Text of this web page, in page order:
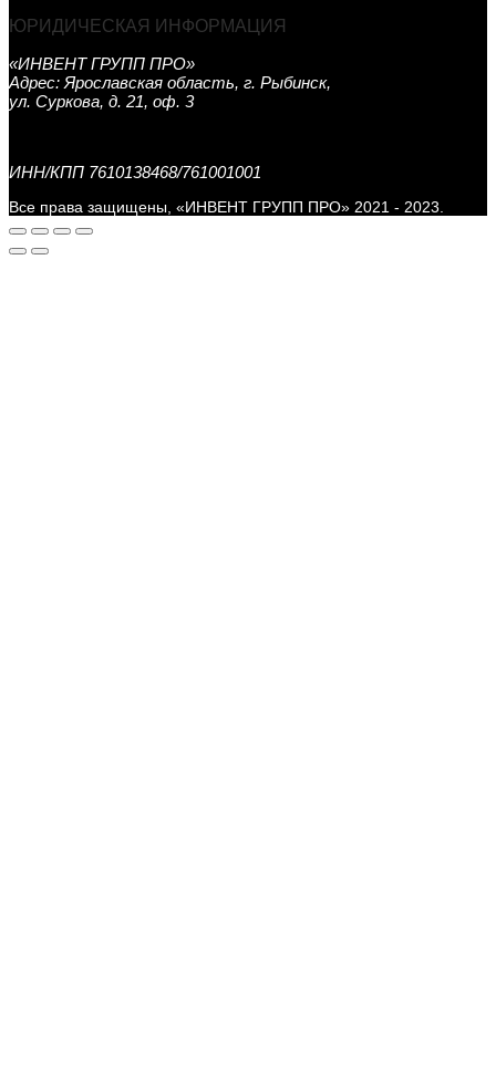
ЮРИДИЧЕСКАЯ ИНФОРМАЦИЯ
«ИНВЕНТ ГРУПП ПРО»
Адрес: Ярославская область, г. Рыбинск,
ул. Суркова, д. 21, оф. 3
ИНН/КПП 7610138468/761001001
Все права защищены, «ИНВЕНТ ГРУПП ПРО» 2021 - 2023.